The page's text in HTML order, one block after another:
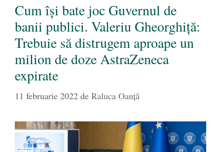
Cum își bate joc Guvernul de
banii publici. Valeriu Gheorghiță:
Trebuie să distrugem aproape un
milion de doze AstraZeneca
expirate
11 februarie 2022 de Raluca Oanță